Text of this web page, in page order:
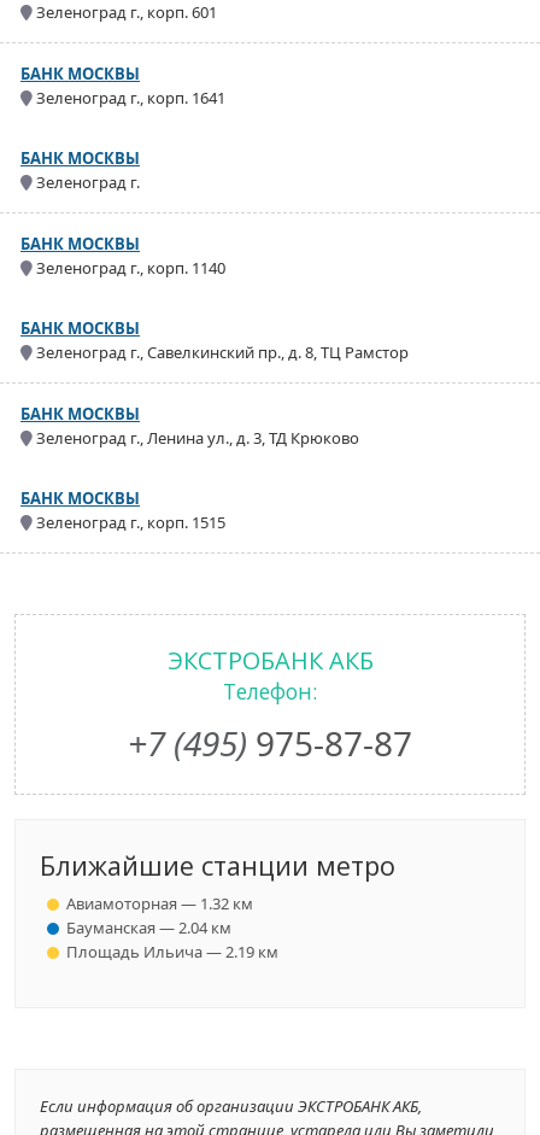
Зеленоград г., корп. 601
БАНК МОСКВЫ
Зеленоград г., корп. 1641
БАНК МОСКВЫ
Зеленоград г.
БАНК МОСКВЫ
Зеленоград г., корп. 1140
БАНК МОСКВЫ
Зеленоград г., Савелкинский пр., д. 8, ТЦ Рамстор
БАНК МОСКВЫ
Зеленоград г., Ленина ул., д. 3, ТД Крюково
БАНК МОСКВЫ
Зеленоград г., корп. 1515
ЭКСТРОБАНК АКБ
Телефон:
+7 (495) 975-87-87
Ближайшие станции метро
Авиамоторная — 1.32 км
Бауманская — 2.04 км
Площадь Ильича — 2.19 км
Если информация об организации ЭКСТРОБАНК АКБ,
размещенная на этой странице, устарела или Вы заметили